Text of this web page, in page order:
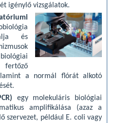
igénylő vizsgálatok.
és
a normál flórát alkotó
egy molekuláris biológiai
amplifikálása (azaz a
szervezet, például E. coli vagy